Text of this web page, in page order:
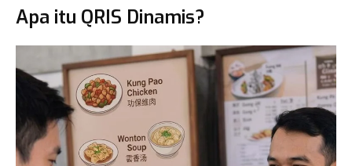
Apa itu QRIS Dinamis?